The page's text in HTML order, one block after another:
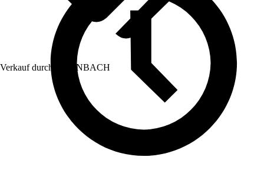
Verkauf durch: HORNBACH